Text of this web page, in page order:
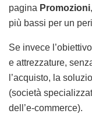
pagina Promozioni
più bassi per un
Se invece
e attrezzature,
l’acquisto, la
(società
dell’e-commerce).